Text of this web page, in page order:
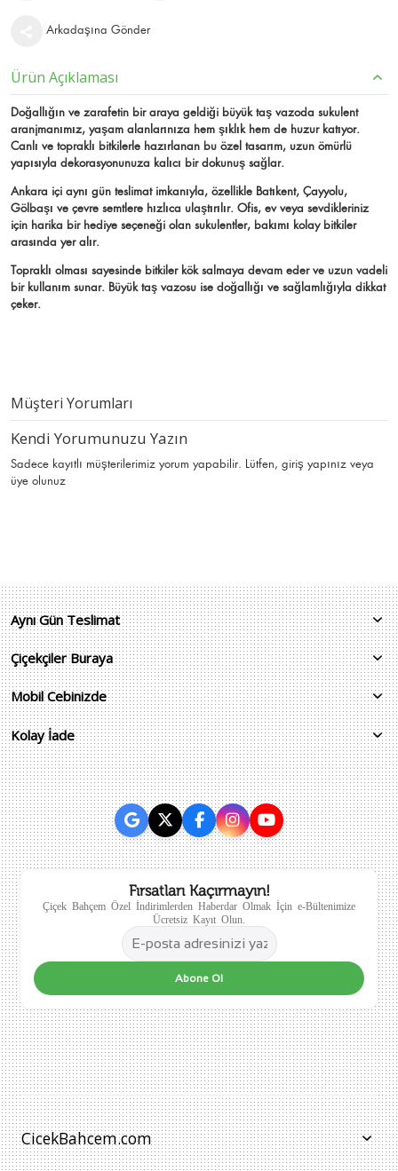
Arkadaşına Gönder
Ürün Açıklaması
Doğallığın ve zarafetin bir araya geldiği büyük taş vazoda sukulent
aranjmanımız, yaşam alanlarınıza hem şıklık hem de huzur katıyor.
Canlı ve topraklı bitkilerle hazırlanan bu özel tasarım, uzun ömürlü
yapısıyla dekorasyonunuza kalıcı bir dokunuş sağlar.
Ankara içi aynı gün teslimat imkanıyla, özellikle Batıkent, Çayyolu,
Gölbaşı ve çevre semtlere hızlıca ulaştırılır. Ofis, ev veya sevdikleriniz
için harika bir hediye seçeneği olan sukulentler, bakımı kolay bitkiler
arasında yer alır.
Topraklı olması sayesinde bitkiler kök salmaya devam eder ve uzun vadeli
bir kullanım sunar. Büyük taş vazosu ise doğallığı ve sağlamlığıyla dikkat
çeker.
Müşteri Yorumları
Kendi Yorumunuzu Yazın
Sadece kayıtlı müşterilerimiz yorum yapabilir. Lütfen, giriş yapınız veya
üye olunuz
Aynı Gün Teslimat
Çiçekçiler Buraya
Mobil Cebinizde
Kolay İade
Fırsatları Kaçırmayın!
Çiçek Bahçem Özel İndirimlerden Haberdar Olmak İçin e-Bültenimize
Ücretsiz Kayıt Olun.
Abone Ol
CicekBahcem.com